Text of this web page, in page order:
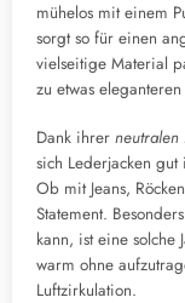
mühelos mit einem
sorgt so für einen
vielseitige Material
zu etwas eleganteren
Dank ihrer neutralen
sich Lederjacken
Ob mit Jeans,
Statement.
kann, ist eine solche
warm ohne
Luftzirkulation.